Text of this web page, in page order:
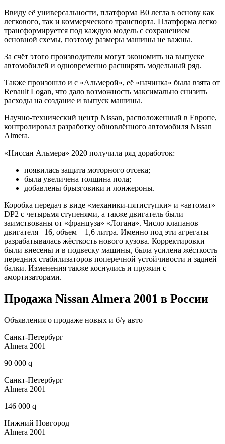
Ввиду её универсальности, платформа В0 легла в основу как
легкового, так и коммерческого транспорта. Платформа легко
трансформируется под каждую модель с сохранением
основной схемы, поэтому размеры машины не важны.
За счёт этого производители могут экономить на выпуске
автомобилей и одновременно расширять модельный ряд.
Также произошло и с «Альмерой», её «начинка» была взята от
Renault Logan, что дало возможность максимально снизить
расходы на создание и выпуск машины.
Научно-технический центр Nissan, расположенный в Европе,
контролировал разработку обновлённого автомобиля Nissan
Almera.
«Ниссан Альмера» 2020 получила ряд доработок:
появилась защита моторного отсека;
была увеличена толщина пола;
добавлены брызговики и лонжероны.
Коробка передач в виде «механики-пятиступки» и «автомат»
DP2 с четырьмя ступенями, а также двигатель были
заимствованы от «француза» «Логана». Число клапанов
двигателя –16, объем – 1,6 литра. Именно под эти агрегаты
разрабатывалась жёсткость нового кузова. Корректировки
были внесены и в подвеску машины, была усилена жёсткость
передних стабилизаторов поперечной устойчивости и задней
балки. Изменения также коснулись и пружин с
амортизаторами.
Продажа Nissan Almera 2001 в России
Объявления о продаже новых и б/у авто
Санкт-Петербург
Almera 2001
90 000 q
Санкт-Петербург
Almera 2001
146 000 q
Нижний Новгород
Almera 2001